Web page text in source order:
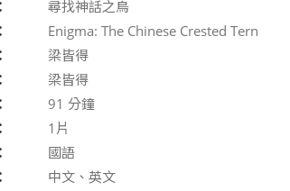
尋找神話之鳥
Enigma: The Chinese Crested Tern
梁皆得
梁皆得
91 分鐘
1片
國語
中文、英文